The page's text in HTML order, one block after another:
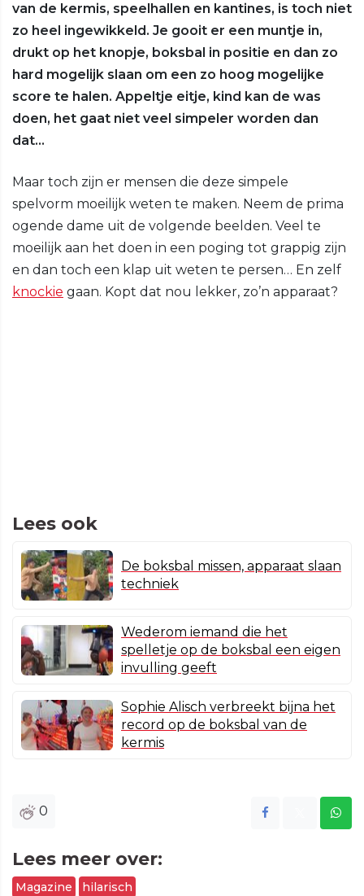
van de kermis, speelhallen en kantines, is toch niet
zo heel ingewikkeld. Je gooit er een muntje in,
drukt op het knopje, boksbal in positie en dan zo
hard mogelijk slaan om een zo hoog mogelijke
score te halen. Appeltje eitje, kind kan de was
doen, het gaat niet veel simpeler worden dan
dat…
Maar toch zijn er mensen die deze simpele
spelvorm moeilijk weten te maken. Neem de prima
ogende dame uit de volgende beelden. Veel te
moeilijk aan het doen in een poging tot grappig zijn
en dan toch een klap uit weten te persen… En zelf
knockie gaan. Kopt dat nou lekker, zo’n apparaat?
Lees ook
De boksbal missen, apparaat slaan
techniek
Wederom iemand die het
spelletje op de boksbal een eigen
invulling geeft
Sophie Alisch verbreekt bijna het
record op de boksbal van de
kermis
0
Lees meer over:
Magazine hilarisch